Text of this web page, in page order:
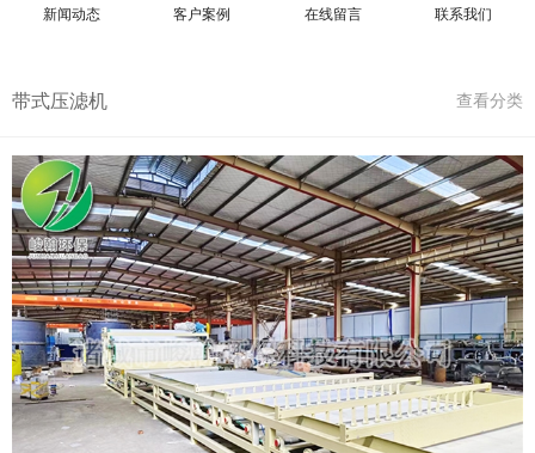
新闻动态 客户案例 在线留言 联系我们
带式压滤机 查看分类